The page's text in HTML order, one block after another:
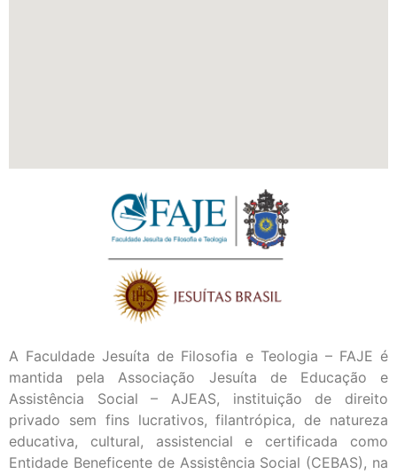
A Faculdade Jesuíta de Filosofia e Teologia – FAJE é
mantida pela Associação Jesuíta de Educação e
Assistência Social – AJEAS, instituição de direito
privado sem fins lucrativos, filantrópica, de natureza
educativa, cultural, assistencial e certificada como
Entidade Beneficente de Assistência Social (CEBAS), na